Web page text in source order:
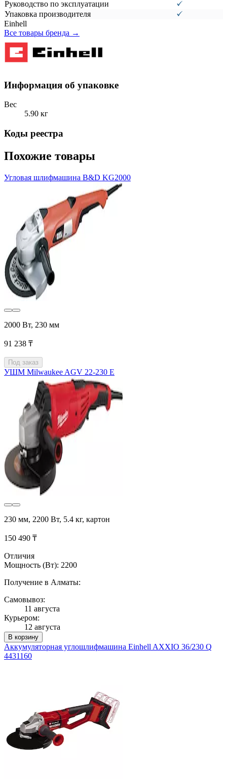
Руководство по эксплуатации
Упаковка производителя
Einhell
Все товары бренда →
Информация об упаковке
Вес
5.90 кг
Коды реестра
Похожие товары
Угловая шлифмашина B&D KG2000
2000 Вт, 230 мм
91 238 ₸
Под заказ
УШМ Milwaukee AGV 22-230 E
230 мм, 2200 Вт, 5.4 кг, картон
150 490 ₸
Отличия
Мощность (Вт): 2200
Получение в Алматы:
Самовывоз:
11 августа
Курьером:
12 августа
В корзину
Аккумуляторная углошлифмашина Einhell AXXIO 36/230 Q
4431160